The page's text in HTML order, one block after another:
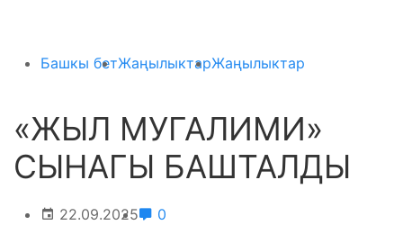
Башкы бетЖаңылыктарЖаңылыктар
«ЖЫЛ МУГАЛИМИ»
СЫНАГЫ БАШТАЛДЫ
22.09.2025 0